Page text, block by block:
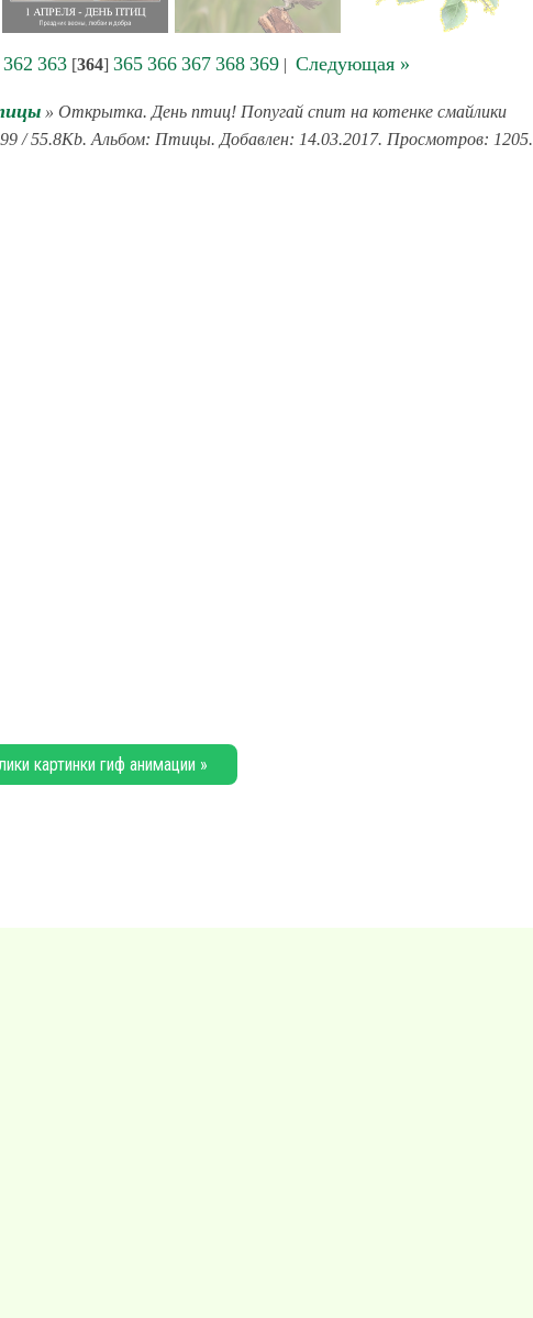
362 363[364] 365 366 367 368 369| Следующая »
» Открытка. День птиц! Попугай спит на котенке смайлики
/ 55.8Kb. Альбом: Птицы. Добавлен: 14.03.2017. Просмотров: 1205.
картинки гиф анимации »